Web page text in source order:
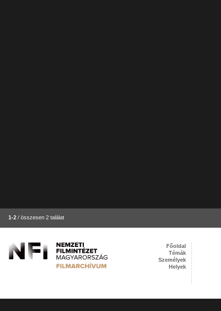
1-2 / összesen 2 találat
Főoldal
Témák
Személyek
Helyek